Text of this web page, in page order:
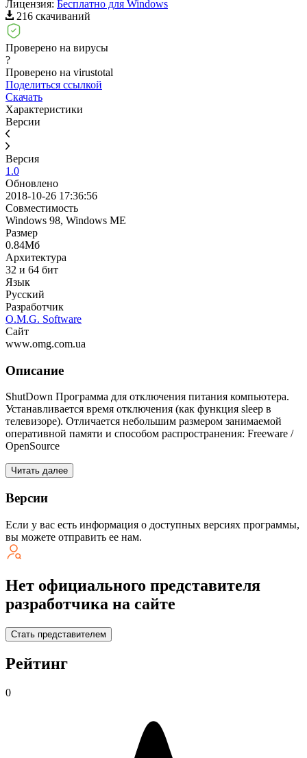
Лицензия: Бесплатно для Windows
216 скачиваний
Проверено на вирусы
?
Проверено на virustotal
Поделиться ссылкой
Скачать
Характеристики
Версии
Версия
1.0
Обновлено
2018-10-26 17:36:56
Совместимость
Windows 98, Windows ME
Размер
0.84Мб
Архитектура
32 и 64 бит
Язык
Русский
Разработчик
O.M.G. Software
Сайт
www.omg.com.ua
Описание
ShutDown Программа для отключения питания компьютера.
Устанавливается время отключения (как функция sleep в
телевизоре). Отличается небольшим размером занимаемой
оперативной памяти и способом распространения: Freeware /
OpenSource
Читать далее
Версии
Если у вас есть информация о доступных версиях программы,
вы можете отправить ее нам.
Нет официального представителя
разработчика на сайте
Стать представителем
Рейтинг
0